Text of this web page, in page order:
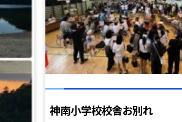
神南小学校校舎お別れ